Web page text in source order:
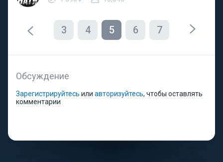
3 4 5 6 7
Обсуждение
Зарегистрируйтесь или авторизуйтесь, чтобы оставлять
комментарии